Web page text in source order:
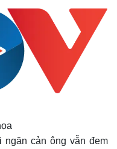
ngăn cản ông vẫn đem